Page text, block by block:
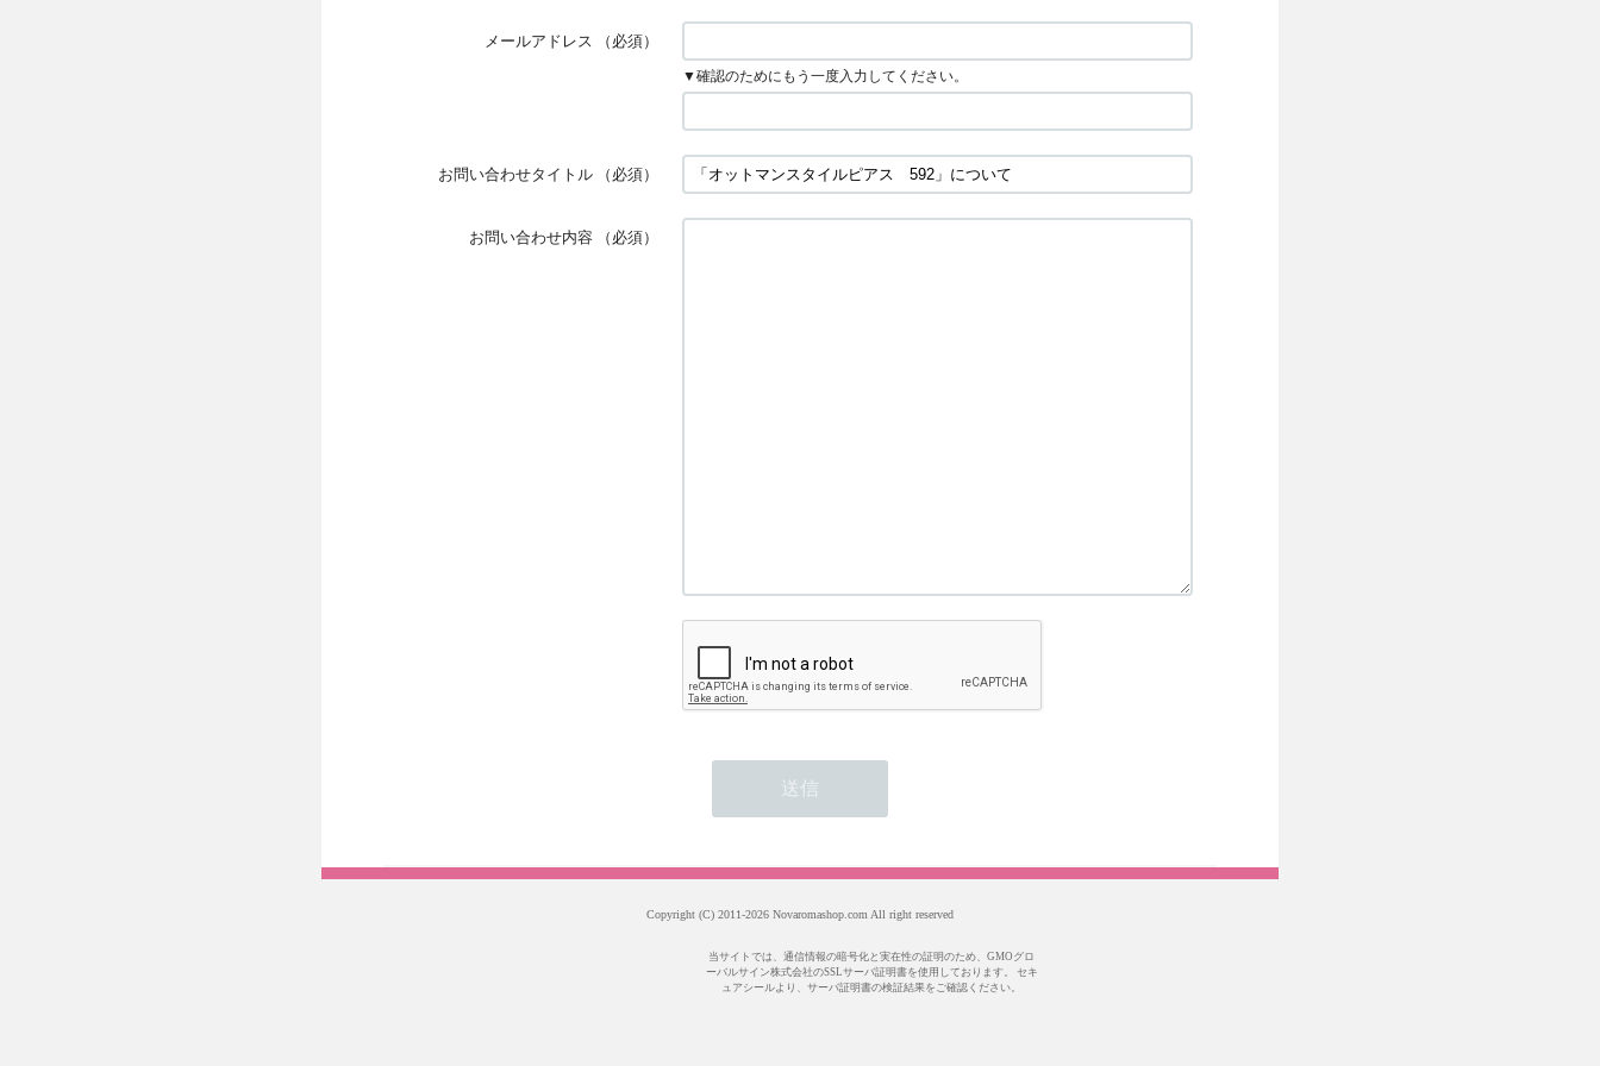
メールアドレス （必須）
▼確認のためにもう一度入力してください。
お問い合わせタイトル （必須）
お問い合わせ内容 （必須）
Copyright (C) 2011-2026 Novaromashop.com All right reserved
当サイトでは、通信情報の暗号化と実在性の証明のため、GMOグロ
ーバルサイン株式会社のSSLサーバ証明書を使用しております。 セキ
ュアシールより、サーバ証明書の検証結果をご確認ください。